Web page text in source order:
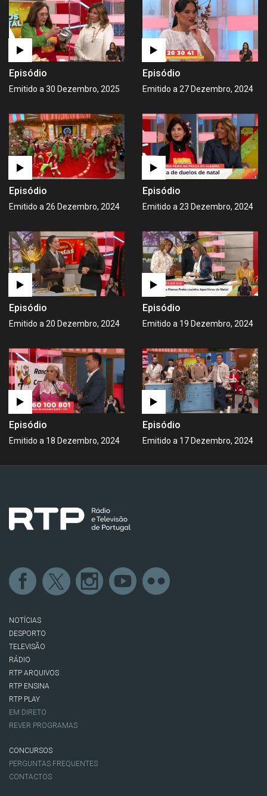
Episódio
Emitido a 30 Dezembro, 2025
Episódio
Emitido a 27 Dezembro, 2024
Episódio
Emitido a 26 Dezembro, 2024
Episódio
Emitido a 23 Dezembro, 2024
Episódio
Emitido a 20 Dezembro, 2024
Episódio
Emitido a 19 Dezembro, 2024
Episódio
Emitido a 18 Dezembro, 2024
Episódio
Emitido a 17 Dezembro, 2024
NOTÍCIAS
DESPORTO
TELEVISÃO
RÁDIO
RTP ARQUIVOS
RTP ENSINA
RTP PLAY
EM DIRETO
REVER PROGRAMAS
CONCURSOS
PERGUNTAS FREQUENTES
CONTACTOS